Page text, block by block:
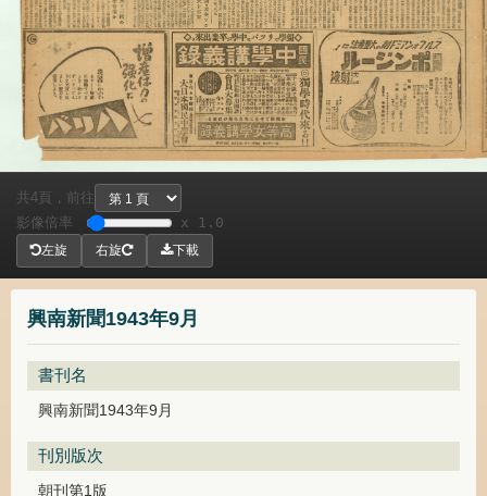
興南新聞1943年9月
書刊名
興南新聞1943年9月
刊別版次
朝刊第1版
共4頁，
前往
影像倍率
x 1.0
左旋 右旋 下載